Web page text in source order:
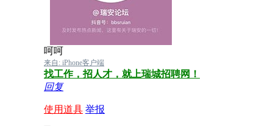
呵呵
来自: iPhone客户端
找工作，招人才，就上瑞城招聘网！
回复
使用道具 举报